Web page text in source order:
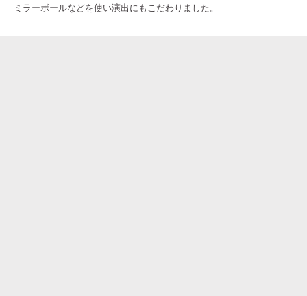
ミラーボールなどを使い演出にもこだわりました。